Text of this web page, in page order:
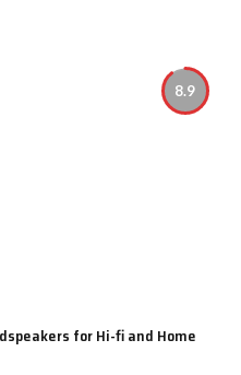
8.9
for Hi-fi and Home